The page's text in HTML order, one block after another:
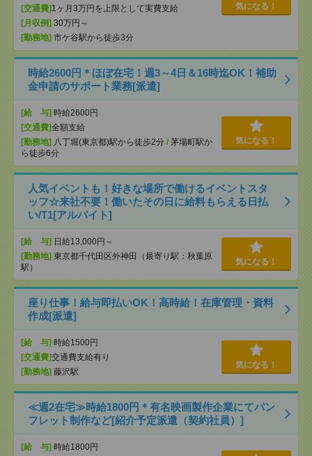
[交通費]1ヶ月3万円を上限として実費支給
[月収例] 30万円～
[勤務地] 市ケ谷駅から徒歩3分
気になる！
時給2600円＊ほぼ在宅！週3～4日＆16時迄OK！補助
金申請のサポート業務[派遣]
[給 与] 時給2600円
[交通費]全額支給
[勤務地] 八丁堀(東京都)駅から徒歩2分 / 茅場町駅か
ら徒歩6分
気になる！
人気イベントも！好きな場所で働けるイベントスタ
ッフ☆来社不要！働いたその日に給料もらえる日払
い/T1[アルバイト]
[給 与] 日給13,000円～
[勤務地] 東京都千代田区外神田（最寄り駅：秋葉原
駅）
気になる！
座り仕事！給与即払いOK！高時給！在庫管理・資料
作成[派遣]
[給 与] 時給1500円
[交通費]交通費支給有り
[勤務地] 藤沢駅
気になる！
≪週2在宅≫時給1800円＊有名映画製作企業にてパン
フレット制作など[紹介予定派遣（契約社員）]
[給 与] 時給1800円